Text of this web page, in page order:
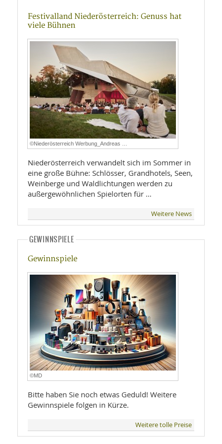
Festivalland Niederösterreich: Genuss hat
viele Bühnen
©Niederösterreich Werbung_Andreas …
Niederösterreich verwandelt sich im Sommer in
eine große Bühne: Schlösser, Grandhotels, Seen,
Weinberge und Waldlichtungen werden zu
außergewöhnlichen Spielorten für …
Weitere News
GEWINNSPIELE
Gewinnspiele
©MD
Bitte haben Sie noch etwas Geduld! Weitere
Gewinnspiele folgen in Kürze.
Weitere tolle Preise